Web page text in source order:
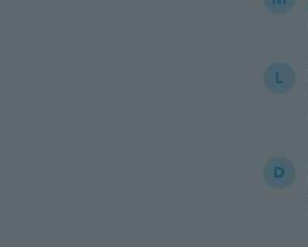
L
D